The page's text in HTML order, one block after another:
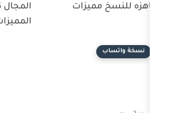
المجال NSWhatsApp 9.95